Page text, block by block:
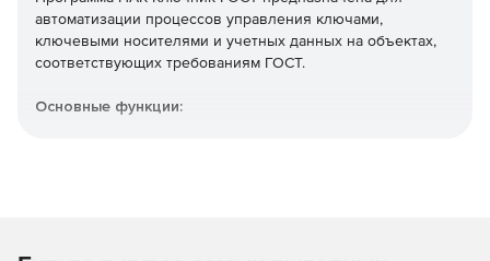
автоматизации процессов управления ключами,
ключевыми носителями и учетных данных на объектах,
соответствующих требованиям ГОСТ.
Основные функции: